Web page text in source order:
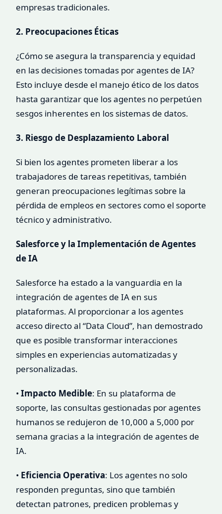
empresas tradicionales.
2. Preocupaciones Éticas
¿Cómo se asegura la transparencia y equidad
en las decisiones tomadas por agentes de IA?
Esto incluye desde el manejo ético de los datos
hasta garantizar que los agentes no perpetúen
sesgos inherentes en los sistemas de datos.
3. Riesgo de Desplazamiento Laboral
Si bien los agentes prometen liberar a los
trabajadores de tareas repetitivas, también
generan preocupaciones legítimas sobre la
pérdida de empleos en sectores como el soporte
técnico y administrativo.
Salesforce y la Implementación de Agentes
de IA
Salesforce ha estado a la vanguardia en la
integración de agentes de IA en sus
plataformas. Al proporcionar a los agentes
acceso directo al “Data Cloud”, han demostrado
que es posible transformar interacciones
simples en experiencias automatizadas y
personalizadas.
• Impacto Medible: En su plataforma de
soporte, las consultas gestionadas por agentes
humanos se redujeron de 10,000 a 5,000 por
semana gracias a la integración de agentes de
IA.
• Eficiencia Operativa: Los agentes no solo
responden preguntas, sino que también
detectan patrones, predicen problemas y